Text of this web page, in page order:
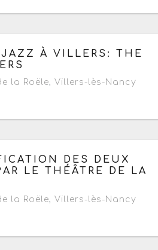
janvier 2018 de 20h30 à 23h
JAZZ À VILLERS: THE
la Roële, Villers-lès-Nancy
décembre 2017 de 20h45 à 23h
DES DEUX
LE THÉÂTRE DE LA
la Roële, Villers-lès-Nancy